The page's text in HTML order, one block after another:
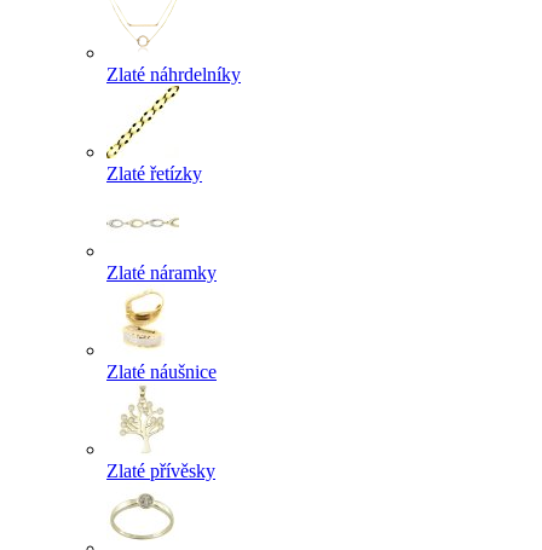
Zlaté náhrdelníky
Zlaté řetízky
Zlaté náramky
Zlaté náušnice
Zlaté přívěsky